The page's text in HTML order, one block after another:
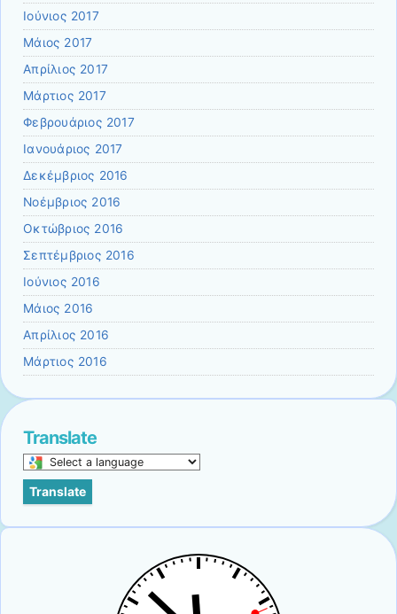
Ιούνιος 2017
Μάιος 2017
Απρίλιος 2017
Μάρτιος 2017
Φεβρουάριος 2017
Ιανουάριος 2017
Δεκέμβριος 2016
Νοέμβριος 2016
Οκτώβριος 2016
Σεπτέμβριος 2016
Ιούνιος 2016
Μάιος 2016
Απρίλιος 2016
Μάρτιος 2016
Translate
Select
a
Translate